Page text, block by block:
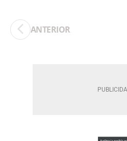
ANTERIOR